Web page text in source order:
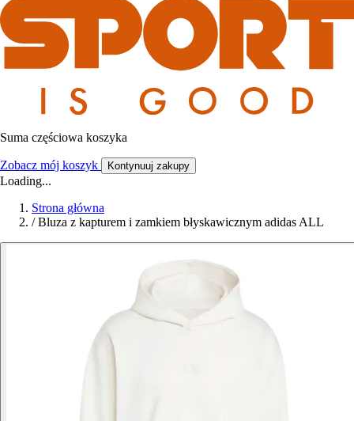
Suma częściowa koszyka
Zobacz mój koszyk Kontynuuj zakupy
Loading...
Strona główna
/ Bluza z kapturem i zamkiem błyskawicznym adidas ALL